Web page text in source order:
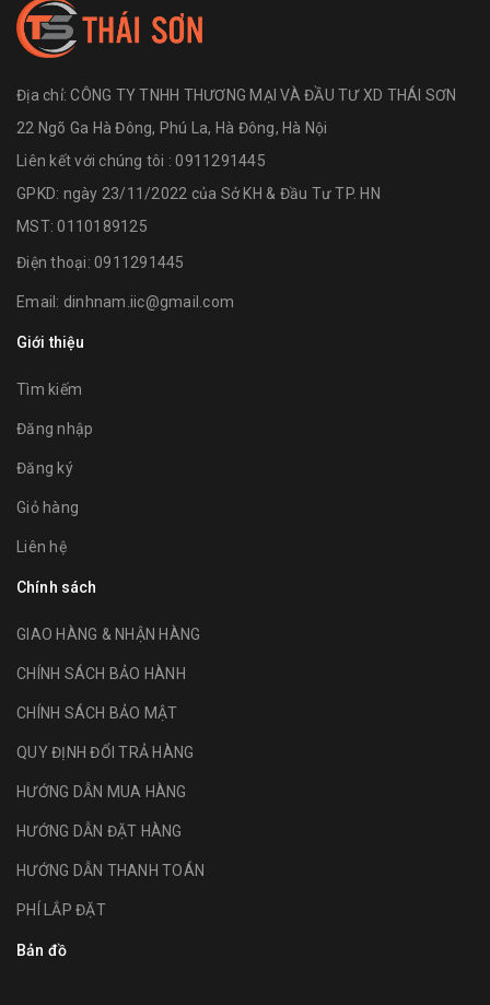
Địa chỉ:CÔNG TY TNHH THƯƠNG MẠI VÀ ĐẦU TƯ XD THÁI SƠN
22 Ngõ Ga Hà Đông, Phú La, Hà Đông, Hà Nội
Liên kết với chúng tôi : 0911291445
GPKD: ngày 23/11/2022 của Sở KH & Đầu Tư TP. HN
MST: 0110189125
Điện thoại: 0911291445
Email: dinhnam.iic@gmail.com
Giới thiệu
Tìm kiếm
Đăng nhập
Đăng ký
Giỏ hàng
Liên hệ
Chính sách
GIAO HÀNG & NHẬN HÀNG
CHÍNH SÁCH BẢO HÀNH
CHÍNH SÁCH BẢO MẬT
QUY ĐỊNH ĐỔI TRẢ HÀNG
HƯỚNG DẪN MUA HÀNG
HƯỚNG DẪN ĐẶT HÀNG
HƯỚNG DẪN THANH TOÁN
PHÍ LẮP ĐẶT
Bản đồ